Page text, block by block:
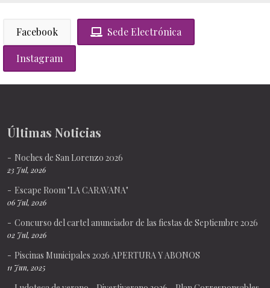
Facebook Sede Electrónica
Instagram
Últimas Noticias
Noches de San Lorenzo 2026
23 Jul, 2026
Escape Room "LA CARAVANA"
06 Jul, 2026
Concurso del cartel anunciador de las fiestas de Septiembre 2026
02 Jul, 2026
Piscinas Municipales 2026 APERTURA Y ABONOS
11 Jun, 2025